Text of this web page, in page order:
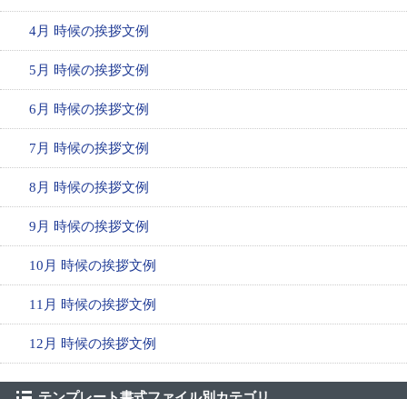
4月 時候の挨拶文例
5月 時候の挨拶文例
6月 時候の挨拶文例
7月 時候の挨拶文例
8月 時候の挨拶文例
9月 時候の挨拶文例
10月 時候の挨拶文例
11月 時候の挨拶文例
12月 時候の挨拶文例